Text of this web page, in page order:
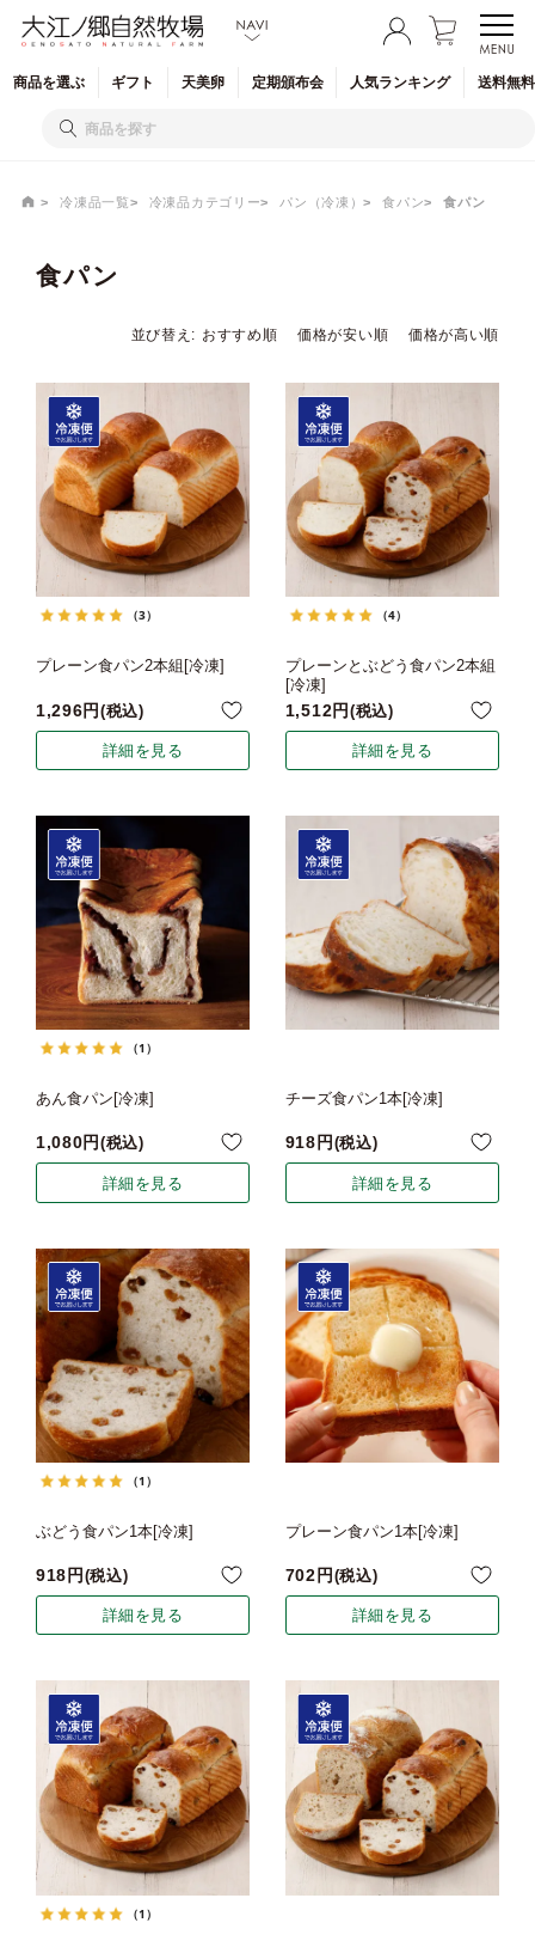
商品を選ぶ ギフト 天美卵 定期頒布会 人気ランキング 送料無
冷凍品一覧 冷凍品カテゴリー パン（冷凍） 食パン 食パン
食パン
並び替え おすすめ順 価格が安い順 価格が高い順
（3）
プレーン食パン2本組[冷凍]
1,296 税込
詳細を見る
（4）
プレーンとぶどう食パン2本組
[冷凍]
1,512 税込
詳細を見る
（1）
あん食パン[冷凍]
1,080 税込
詳細を見る
チーズ食パン1本[冷凍]
918 税込
詳細を見る
（1）
ぶどう食パン1本[冷凍]
918 税込
詳細を見る
プレーン食パン1本[冷凍]
702 税込
詳細を見る
（1）